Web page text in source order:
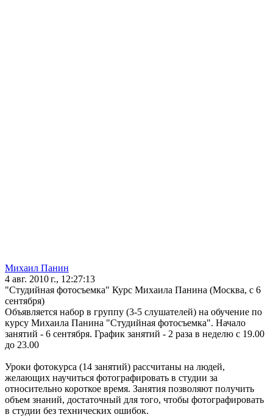
Михаил Панин
4 авг. 2010 г., 12:27:13
"Студийная фотосъемка" Курс Михаила Панина (Москва, с 6
сентября)
Объявляется набор в группу (3-5 слушателей) на обучение по
курсу Михаила Панина "Студийная фотосъемка". Начало
занятий - 6 сентября. График занятий - 2 раза в неделю с 19.00
до 23.00
Уроки фотокурса (14 занятий) рассчитаны на людей,
желающих научиться фотографировать в студии за
относительно короткое время. Занятия позволяют получить
объем знаний, достаточный для того, чтобы фотографировать
в студии без технических ошибок.